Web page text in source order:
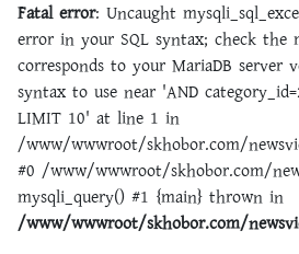
Fatal error: Uncaught
error in your SQL syntax; check the
corresponds to your MariaDB
syntax to use near 'AND
LIMIT 10' at line 1 in
/www/wwwroot/skhobor.com/
#0 /www/wwwroot/skhobor.com/
mysqli_query() #1 {main} thrown in
/www/wwwroot/skhobor.com/